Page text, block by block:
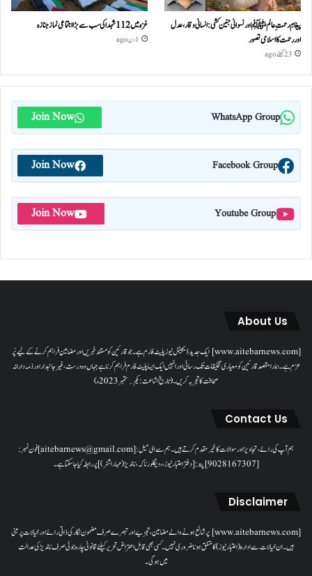
پیغامِ رحمتِ عالمﷺ اور نسوانی جنین کشی: انسانی وقار، عدل
اور رحمت کا اسلامی تصور
23 گھنٹے ago
غزہ میں 112 شہدا کی سب سے بڑا اجتماعی نماز جنازہ
1 دن ago
WhatsApp Group
Join Now
Facebook Group
Join Now
Youtube Group
Join Now
About Us
[www.aitebarnews.com] ایک جدید ڈیجیٹل نیوز پلیٹ فارم ہے۔ جو قارئین کو مستند خبریں اور مضامین فراہم کرنے کے لیے پُر
عزم ہے۔ ہمارا مقصدقارئین کو معیاری تخلیقات تک رسائی اور انہیں ایک ایسا پلیٹ فارم فراہم کرنا ہے جہاں وہ درست، غیر جانبدار اور ذمہ دارانہ
صحافت کا تجربہ کریں۔( تاریخ اشاعت : یکم؍ ستمبر 2023ء)
Contact Us
ہم آپ کی رائے، تجاویز اور سوالات کا خیرمقدم کرتے ہیں۔ ہم سےای میل: [aitebarnews@gmail.com]فون نمبر:
[9028167307]پتہ: [دفتر اعتبار نیوز، ، دیگلور ناکہ، ناندیڑ(مہاراشٹر) ] پر رابطہ کیا جاسکتا ہے۔
Disclaimer
[www.aitebarnews.com] پر شائع ہونے والے مضامین، تجزیے اور تبصرے صرف مضمون نگار کی ذاتی رائے اور خیالات پر مبنی
ہیں۔ ان خیالات سے ادارہ (اعتبار نیوز) کا متفق ہونا ضروری نہیں۔ کسی بھی قابل اعتراض تحریر کیلئے قانونی چارہ جوئی صرف ناندیڑ کی عدالت
میں ہوگی۔